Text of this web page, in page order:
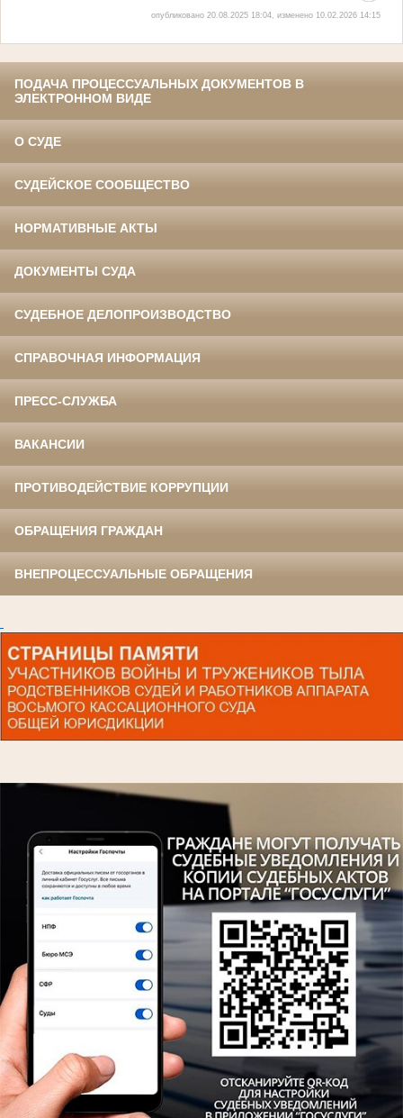
опубликовано 20.08.2025 18:04, изменено 10.02.2026 14:15
ПОДАЧА ПРОЦЕССУАЛЬНЫХ ДОКУМЕНТОВ В
ЭЛЕКТРОННОМ ВИДЕ
О СУДЕ
СУДЕЙСКОЕ СООБЩЕСТВО
НОРМАТИВНЫЕ АКТЫ
ДОКУМЕНТЫ СУДА
СУДЕБНОЕ ДЕЛОПРОИЗВОДСТВО
СПРАВОЧНАЯ ИНФОРМАЦИЯ
ПРЕСС-СЛУЖБА
ВАКАНСИИ
ПРОТИВОДЕЙСТВИЕ КОРРУПЦИИ
ОБРАЩЕНИЯ ГРАЖДАН
ВНЕПРОЦЕССУАЛЬНЫЕ ОБРАЩЕНИЯ